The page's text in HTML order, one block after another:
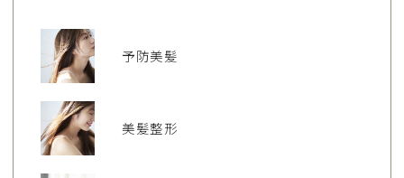
予防美髪
美髪整形